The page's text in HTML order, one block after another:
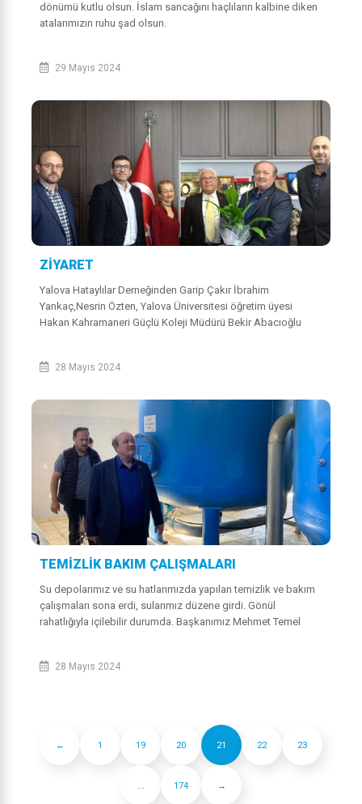
dönümü kutlu olsun. İslam sancağını haçlıların kalbine diken
atalarımızın ruhu şad olsun.
29 Mayıs 2024
ZİYARET
Yalova Hataylılar Derneğinden Garip Çakır İbrahim
Yankaç,Nesrin Özten, Yalova Üniversitesi öğretim üyesi
Hakan Kahramaneri Güçlü Koleji Müdürü Bekir Abacıoğlu
28 Mayıs 2024
TEMİZLİK BAKIM ÇALIŞMALARI
Su depolarımız ve su hatlarımızda yapılan temizlik ve bakım
çalışmaları sona erdi, sularımız düzene girdi. Gönül
rahatlığıyla içilebilir durumda. Başkanımız Mehmet Temel
28 Mayıs 2024
← 1 19 20 21 22 23
174 →